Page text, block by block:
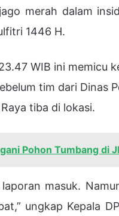
merah dalam
1446 H.
WIB ini memicu
tim dari Dinas
tiba di lokasi.
Pohon Tumbang di
masuk.
ungkap Kepala